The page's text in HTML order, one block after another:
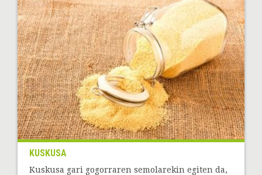
KUSKUSA
Kuskusa gari gogorraren semolarekin egiten da,